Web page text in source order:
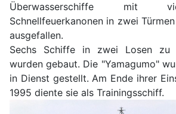
Überwasserschiffe mit
Schnellfeuerkanonen in zwei
ausgefallen.
Sechs Schiffe in zwei Losen zu
wurden gebaut. Die "Yamagumo"
in Dienst gestellt. Am Ende ihrer
1995 diente sie als Trainingsschiff.